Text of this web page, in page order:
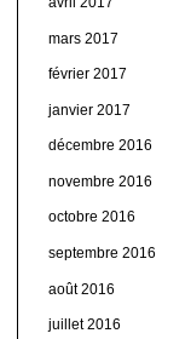
mars 2017
février 2017
janvier 2017
décembre 2016
novembre 2016
octobre 2016
septembre 2016
août 2016
juillet 2016